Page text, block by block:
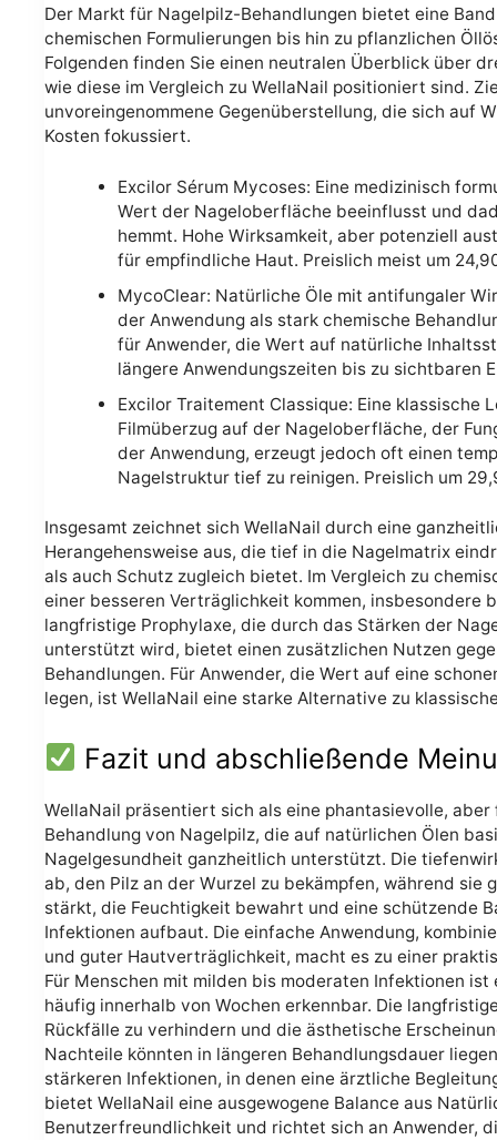
Der Markt für Nagelpilz-Behandlungen bietet eine
chemischen Formulierungen bis hin zu pflanzlichen
Folgenden finden Sie einen neutralen Überblick über
wie diese im Vergleich zu WellaNail positioniert sind.
unvoreingenommene Gegenüberstellung, die sich auf
Kosten fokussiert.
Excilor Sérum Mycoses: Eine medizinisch
Wert der Nageloberfläche beeinflusst und
hemmt. Hohe Wirksamkeit, aber potenziell
für empfindliche Haut. Preislich meist um
MycoClear: Natürliche Öle mit antifungaler
der Anwendung als stark chemische
für Anwender, die Wert auf natürliche
längere Anwendungszeiten bis zu sichtbaren
Excilor Traitement Classique: Eine klassische
Filmüberzug auf der Nageloberfläche, der
der Anwendung, erzeugt jedoch oft einen
Nagelstruktur tief zu reinigen. Preislich um
Insgesamt zeichnet sich WellaNail durch eine
Herangehensweise aus, die tief in die Nagelmatrix
als auch Schutz zugleich bietet. Im Vergleich zu
einer besseren Verträglichkeit kommen, insbesondere
langfristige Prophylaxe, die durch das Stärken der
unterstützt wird, bietet einen zusätzlichen Nutzen
Behandlungen. Für Anwender, die Wert auf eine
legen, ist WellaNail eine starke Alternative zu
Fazit und abschließende
WellaNail präsentiert sich als eine phantasievolle,
Behandlung von Nagelpilz, die auf natürlichen Ölen
Nagelgesundheit ganzheitlich unterstützt. Die
ab, den Pilz an der Wurzel zu bekämpfen, während sie
stärkt, die Feuchtigkeit bewahrt und eine schützende
Infektionen aufbaut. Die einfache Anwendung,
und guter Hautverträglichkeit, macht es zu einer
Für Menschen mit milden bis moderaten Infektionen
häufig innerhalb von Wochen erkennbar. Die
Rückfälle zu verhindern und die ästhetische
Nachteile könnten in längeren Behandlungsdauer
stärkeren Infektionen, in denen eine ärztliche
bietet WellaNail eine ausgewogene Balance aus
Benutzerfreundlichkeit und richtet sich an Anwender,